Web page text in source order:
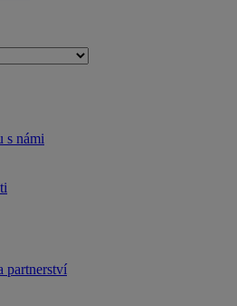
s námi
partnerství